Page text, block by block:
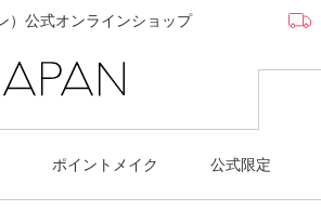
）公式オンラインショップ
ポイントメイク 公式限定